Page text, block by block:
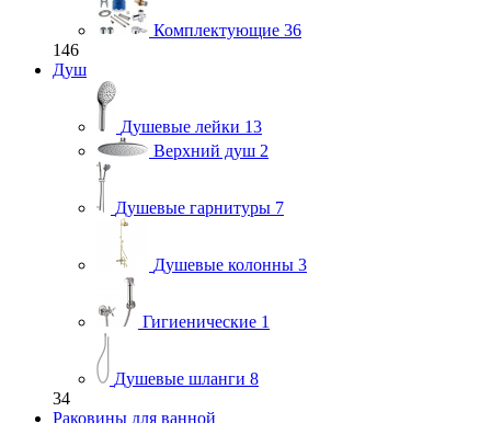
Комплектующие 36
146
Душ
Душевые лейки 13
Верхний душ 2
Душевые гарнитуры 7
Душевые колонны 3
Гигиенические 1
Душевые шланги 8
34
Раковины для ванной